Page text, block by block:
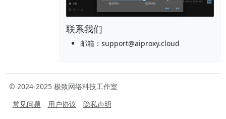
联系我们
邮箱：support@aiproxy.cloud
© 2024-2025 极致网络科技工作室
常见问题
用户协议 隐私声明